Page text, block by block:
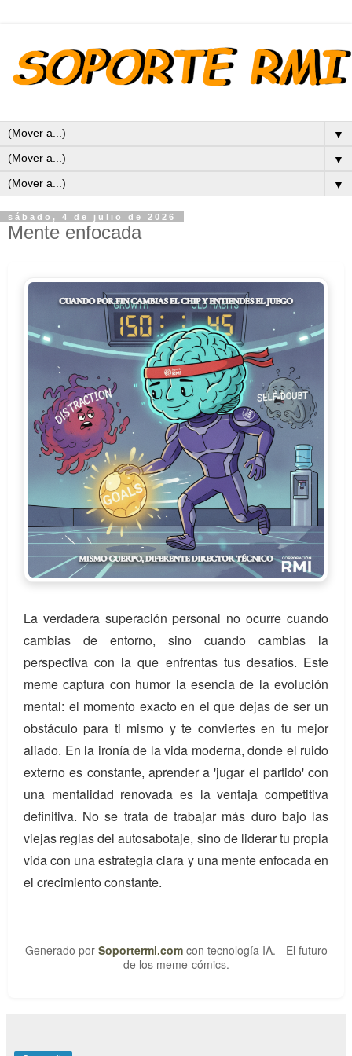
▼
▼
▼
sábado, 4 de julio de 2026
Mente enfocada
La verdadera superación personal no ocurre cuando
cambias de entorno, sino cuando cambias la
perspectiva con la que enfrentas tus desafíos. Este
meme captura con humor la esencia de la evolución
mental: el momento exacto en el que dejas de ser un
obstáculo para ti mismo y te conviertes en tu mejor
aliado. En la ironía de la vida moderna, donde el ruido
externo es constante, aprender a 'jugar el partido' con
una mentalidad renovada es la ventaja competitiva
definitiva. No se trata de trabajar más duro bajo las
viejas reglas del autosabotaje, sino de liderar tu propia
vida con una estrategia clara y una mente enfocada en
el crecimiento constante.
Generado por Soportermi.comcon tecnología IA. - El futuro
de los meme-cómics.